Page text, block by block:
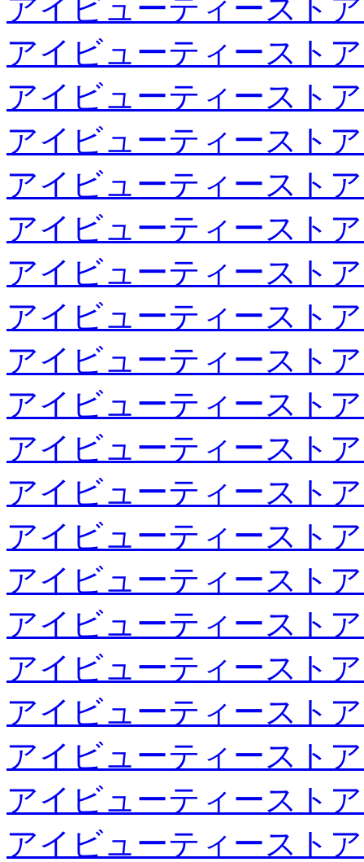
アイビューティースト
アイビューティースト
アイビューティースト
アイビューティースト
アイビューティースト
アイビューティースト
アイビューティースト
アイビューティースト
アイビューティースト
アイビューティースト
アイビューティースト
アイビューティースト
アイビューティースト
アイビューティースト
アイビューティースト
アイビューティースト
アイビューティースト
アイビューティースト
アイビューティースト
アイビューティースト